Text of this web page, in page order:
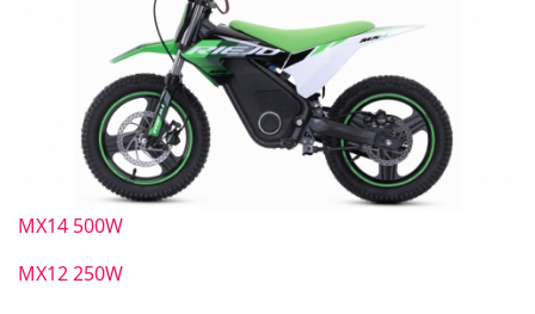
MX14 500W
MX12 250W